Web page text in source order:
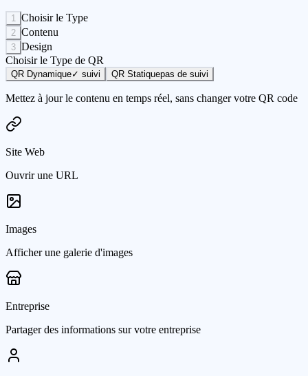
1 Choisir le Type
2 Contenu
3 Design
Choisir le Type de QR
QR Dynamique✓ suivi QR Statiquepas de suivi
Mettez à jour le contenu en temps réel, sans changer votre QR code
Site Web
Ouvrir une URL
Images
Afficher une galerie d'images
Entreprise
Partager des informations sur votre entreprise